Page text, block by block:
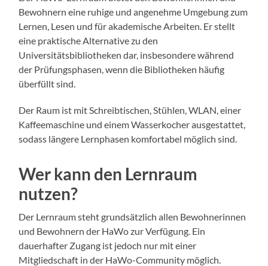
Bewohnern eine ruhige und angenehme Umgebung zum
Lernen, Lesen und für akademische Arbeiten. Er stellt
eine praktische Alternative zu den
Universitätsbibliotheken dar, insbesondere während
der Prüfungsphasen, wenn die Bibliotheken häufig
überfüllt sind.
Der Raum ist mit Schreibtischen, Stühlen, WLAN, einer
Kaffeemaschine und einem Wasserkocher ausgestattet,
sodass längere Lernphasen komfortabel möglich sind.
Wer kann den Lernraum
nutzen?
Der Lernraum steht grundsätzlich allen Bewohnerinnen
und Bewohnern der HaWo zur Verfügung. Ein
dauerhafter Zugang ist jedoch nur mit einer
Mitgliedschaft in der HaWo-Community möglich.